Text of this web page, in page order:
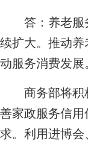
答：养老服务
续扩大。推动
动服务消费发展
商务部将积极
善家政服务信
求。利用进博